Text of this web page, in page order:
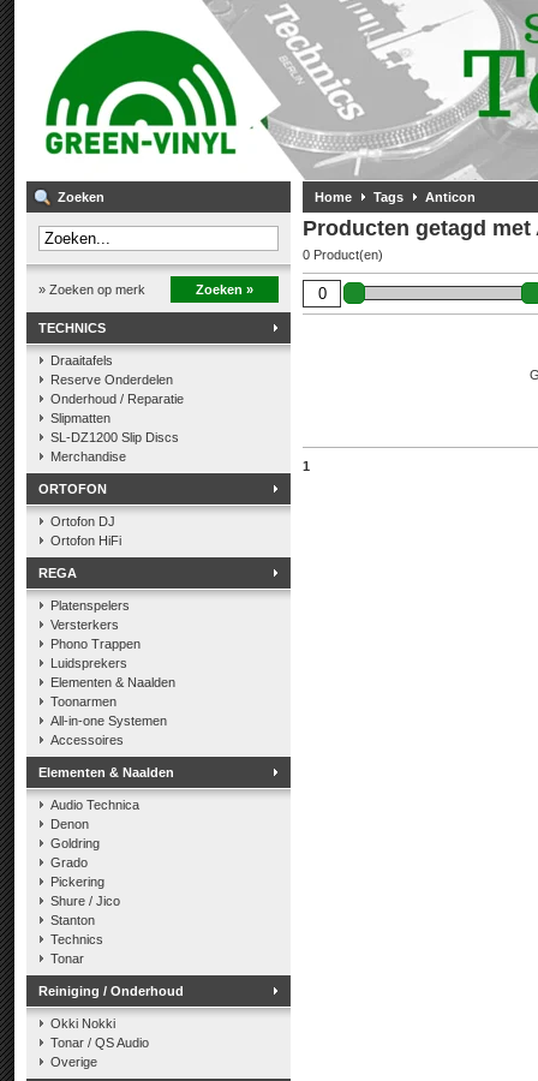
Zoeken
» Zoeken op merk Zoeken »
TECHNICS
Draaitafels
Reserve Onderdelen
Onderhoud / Reparatie
Slipmatten
SL-DZ1200 Slip Discs
Merchandise
ORTOFON
Ortofon DJ
Ortofon HiFi
REGA
Platenspelers
Versterkers
Phono Trappen
Luidsprekers
Elementen & Naalden
Toonarmen
All-in-one Systemen
Accessoires
Elementen & Naalden
Audio Technica
Denon
Goldring
Grado
Pickering
Shure / Jico
Stanton
Technics
Tonar
Reiniging / Onderhoud
Okki Nokki
Tonar / QS Audio
Overige
Home Tags Anticon
Producten getagd met
0 Product(en)
1